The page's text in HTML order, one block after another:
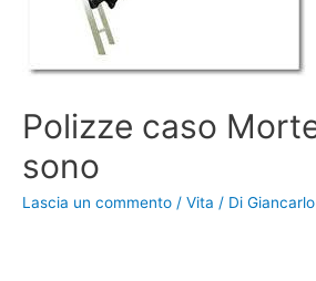
Polizze caso
sono
Lascia un commento / Vita / Di